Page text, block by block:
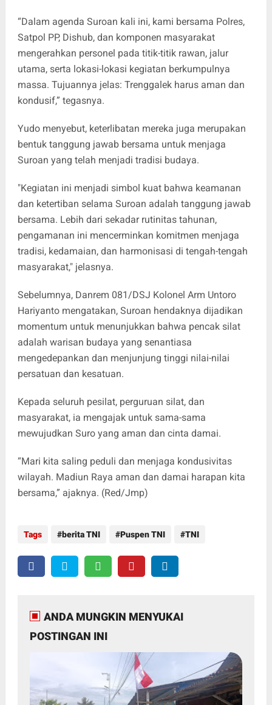
“Dalam agenda Suroan kali ini, kami bersama Polres,
Satpol PP, Dishub, dan komponen masyarakat
mengerahkan personel pada titik-titik rawan, jalur
utama, serta lokasi-lokasi kegiatan berkumpulnya
massa. Tujuannya jelas: Trenggalek harus aman dan
kondusif,” tegasnya.
Yudo menyebut, keterlibatan mereka juga merupakan
bentuk tanggung jawab bersama untuk menjaga
Suroan yang telah menjadi tradisi budaya.
"Kegiatan ini menjadi simbol kuat bahwa keamanan
dan ketertiban selama Suroan adalah tanggung jawab
bersama. Lebih dari sekadar rutinitas tahunan,
pengamanan ini mencerminkan komitmen menjaga
tradisi, kedamaian, dan harmonisasi di tengah-tengah
masyarakat," jelasnya.
Sebelumnya, Danrem 081/DSJ Kolonel Arm Untoro
Hariyanto mengatakan, Suroan hendaknya dijadikan
momentum untuk menunjukkan bahwa pencak silat
adalah warisan budaya yang senantiasa
mengedepankan dan menjunjung tinggi nilai-nilai
persatuan dan kesatuan.
Kepada seluruh pesilat, perguruan silat, dan
masyarakat, ia mengajak untuk sama-sama
mewujudkan Suro yang aman dan cinta damai.
“Mari kita saling peduli dan menjaga kondusivitas
wilayah. Madiun Raya aman dan damai harapan kita
bersama,” ajaknya. (Red/Jmp)
Tags berita TNI Puspen TNI TNI
ANDA MUNGKIN MENYUKAI
POSTINGAN INI